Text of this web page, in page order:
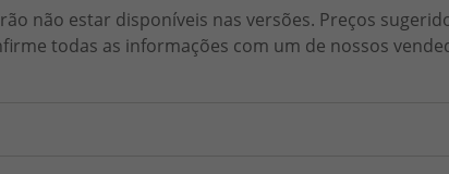
não estar disponíveis nas versões. Preços
todas as informações com um de nossos